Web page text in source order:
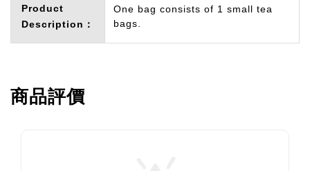
Product
Description：
One bag consists of 1 small tea
bags.
商品評價